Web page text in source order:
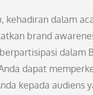
kehadiran dalam
brand
dalam
dapat
kepada audiens